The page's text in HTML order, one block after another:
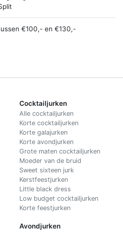
€100,- en €130,-
Cocktailjurken
Alle cocktailjurken
Korte cocktailjurken
Korte galajurken
Korte avondjurken
Grote maten cocktailjurken
Moeder van de bruid
Sweet sixteen jurk
Kerstfeestjurken
Little black dress
Low budget cocktailjurken
Korte feestjurken
Avondjurken